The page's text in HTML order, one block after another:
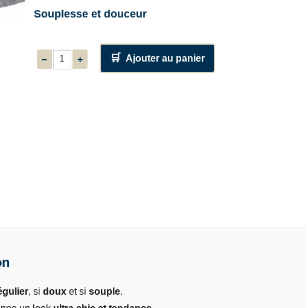
Souplesse et douceur
– + Ajouter au panier
, si doux et si souple.